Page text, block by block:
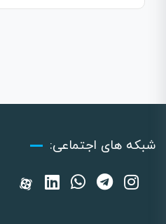
شبکه های اجتماعی: